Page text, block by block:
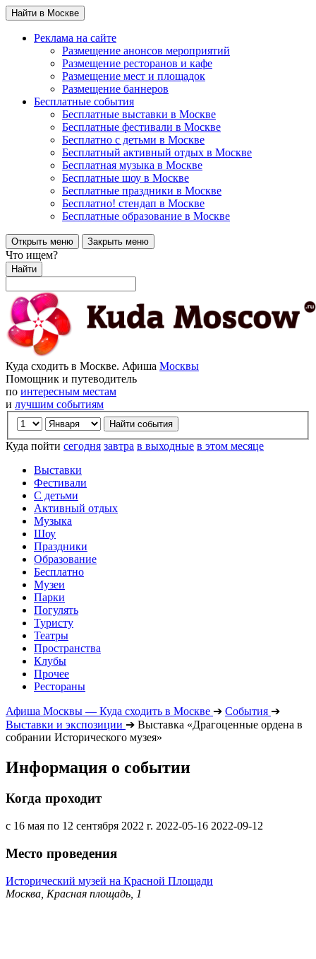
Найти в Москве
Реклама на сайте
Размещение анонсов мероприятий
Размещение ресторанов и кафе
Размещение мест и площадок
Размещение баннеров
Бесплатные события
Бесплатные выставки в Москве
Бесплатные фестивали в Москве
Бесплатно с детьми в Москве
Бесплатный активный отдых в Москве
Бесплатная музыка в Москве
Бесплатные шоу в Москве
Бесплатные праздники в Москве
Бесплатно! стендап в Москве
Бесплатные образование в Москве
Открыть меню Закрыть меню
Что ищем?
Найти
Куда сходить в Москве. Афиша Москвы
Помощник и путеводитель
по интересным местам
и лучшим событиям
Куда пойти сегодня завтра в выходные в этом месяце
Выставки
Фестивали
С детьми
Активный отдых
Музыка
Шоу
Праздники
Образование
Бесплатно
Музеи
Парки
Погулять
Туристу
Театры
Пространства
Клубы
Прочее
Рестораны
Афиша Москвы — Куда сходить в Москве ➔ События ➔
Выставки и экспозиции ➔ Выставка «Драгоценные ордена в
собрании Исторического музея»
Информация о событии
Когда проходит
с 16 мая по 12 сентября 2022 г. 2022-05-16 2022-09-12
Место проведения
Исторический музей на Красной Площади
Москва, Красная площадь, 1